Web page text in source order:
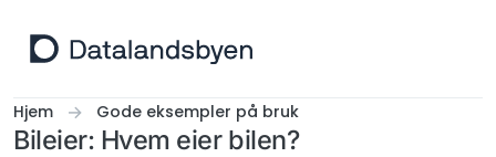
Hjem Gode eksempler på bruk
Bileier: Hvem eier bilen?